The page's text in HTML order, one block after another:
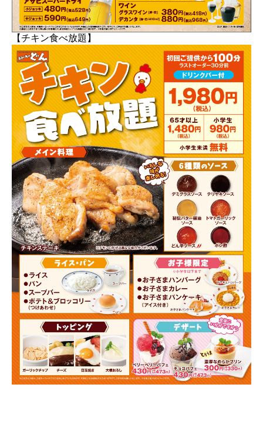
【チキン食べ放題】